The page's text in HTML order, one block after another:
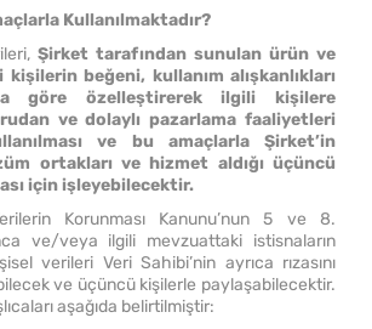
Kullanılmaktadır?
Şirket tarafından sunulan ürün ve
beğeni, kullanım alışkanlıkları
göre özelleştirerek ilgili kişilere
ve dolaylı pazarlama faaliyetleri
ve bu amaçlarla Şirket’in
ortakları ve hizmet aldığı üçüncü
için işleyebilecektir.
Korunması Kanunu’nun 5 ve 8.
ve/veya ilgili mevzuattaki istisnaların
verileri Veri Sahibi’nin ayrıca rızasını
ve üçüncü kişilerle paylaşabilecektir.
aşağıda belirtilmiştir: